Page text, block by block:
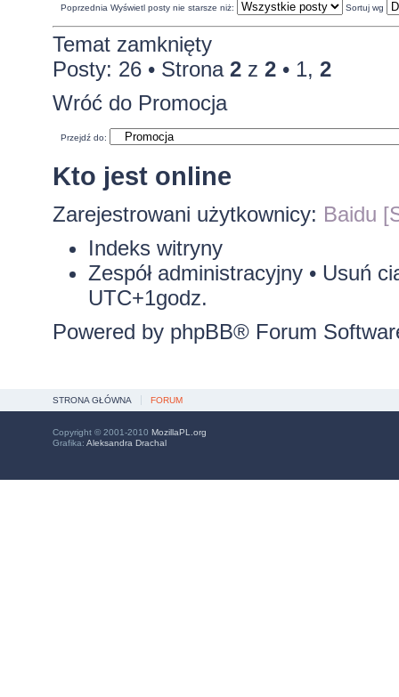
Poprzednia Wyświetl posty nie starsze niż: Sortuj wg
Temat zamknięty
Posty: 26 • Strona 2z 2• 1, 2
Wróć do Promocja
Przejdź do:
Kto jest online
Zarejestrowani użytkownicy: Baidu
Indeks witryny
Zespół administracyjny• Usuń
UTC+1godz.
Powered by phpBB® Forum
STRONA GŁÓWNA FORUM
Copyright © 2001-2010 MozillaPL.org
Grafika: Aleksandra Drachal